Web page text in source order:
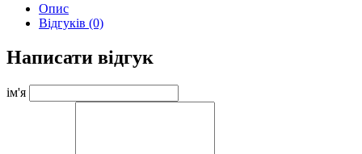
Опис
Відгуків (0)
Написати відгук
ім'я